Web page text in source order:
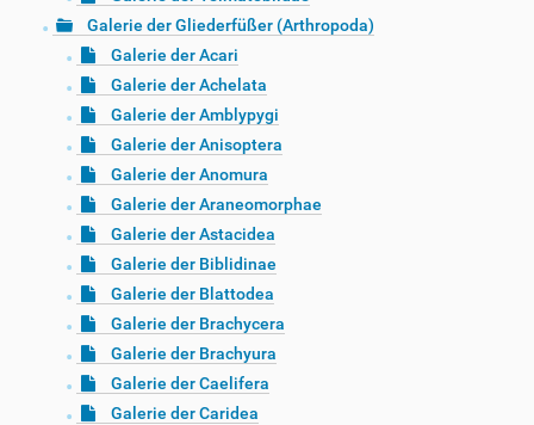
Galerie der Gliederfüßer (Arthropoda)
Galerie der Acari
Galerie der Achelata
Galerie der Amblypygi
Galerie der Anisoptera
Galerie der Anomura
Galerie der Araneomorphae
Galerie der Astacidea
Galerie der Biblidinae
Galerie der Blattodea
Galerie der Brachycera
Galerie der Brachyura
Galerie der Caelifera
Galerie der Caridea